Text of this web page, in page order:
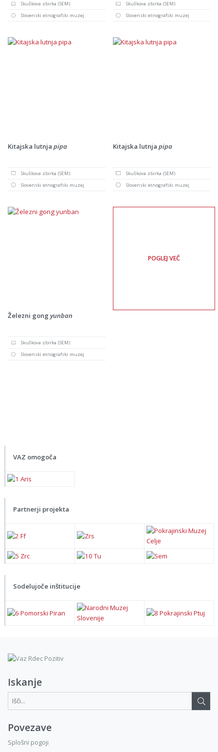
Skuškova zbirka (SEM)
Slovenski etnografski muzej
Skuškova zbirka (SEM)
Slovenski etnografski muzej
Kitajska lutnja pipa
Skuškova zbirka (SEM)
Slovenski etnografski muzej
Kitajska lutnja pipa
Skuškova zbirka (SEM)
Slovenski etnografski muzej
Železni gong yunban
Skuškova zbirka (SEM)
Slovenski etnografski muzej
POGLEJ VEČ
VAZ omogoča
Partnerji projekta
Sodelujoče inštitucije
Iskanje
Išči...:
Povezave
Splošni pogoji